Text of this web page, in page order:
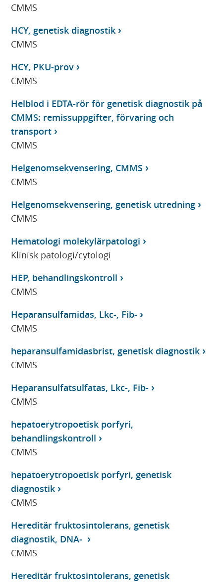
CMMS
HCY, genetisk diagnostik
CMMS
HCY, PKU-prov
CMMS
Helblod i EDTA-rör för genetisk diagnostik på
CMMS: remissuppgifter, förvaring och
transport
CMMS
Helgenomsekvensering, CMMS
CMMS
Helgenomsekvensering, genetisk utredning
CMMS
Hematologi molekylärpatologi
Klinisk patologi/cytologi
HEP, behandlingskontroll
CMMS
Heparansulfamidas, Lkc-, Fib-
CMMS
heparansulfamidasbrist, genetisk diagnostik
CMMS
Heparansulfatsulfatas, Lkc-, Fib-
CMMS
hepatoerytropoetisk porfyri,
behandlingskontroll
CMMS
hepatoerytropoetisk porfyri, genetisk
diagnostik
CMMS
Hereditär fruktosintolerans, genetisk
diagnostik, DNA-
CMMS
Hereditär fruktosintolerans, genetisk